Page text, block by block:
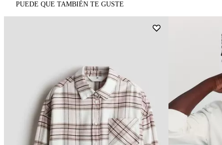
PUEDE QUE TAMBIÉN TE GUSTE